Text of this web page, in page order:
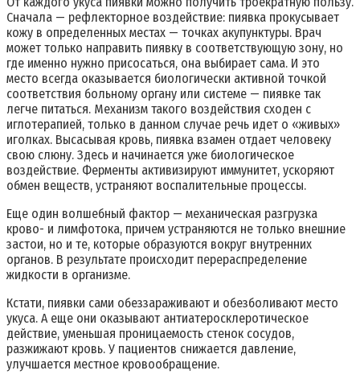
Сначала — рефлекторное воздействие: пиявка прокусывает
кожу в определенных местах — точках акупунктуры. Врач
может только направить пиявку в соответствующую зону, но
где именно нужно присосаться, она выбирает сама. И это
место всегда оказывается биологически активной точкой
соответствия больному органу или системе — пиявке так
легче питаться. Механизм такого воздействия сходен с
иглотерапией, только в данном случае речь идет о «живых»
иголках. Высасывая кровь, пиявка взамен отдает человеку
свою слюну. Здесь и начинается уже биологическое
воздействие. Ферменты активизируют иммунитет, ускоряют
обмен веществ, устраняют воспалительные процессы.
Еще один волшебный фактор — механическая разгрузка
крово- и лимфотока, причем устраняются не только внешние
застои, но и те, которые образуются вокруг внутренних
органов. В результате происходит перераспределение
жидкости в организме.
Кстати, пиявки сами обеззараживают и обезболивают место
укуса. А еще они оказывают антиатеросклеротическое
действие, уменьшая проницаемость стенок сосудов,
разжижают кровь. У пациентов снижается давление,
улучшается местное кровообращение.